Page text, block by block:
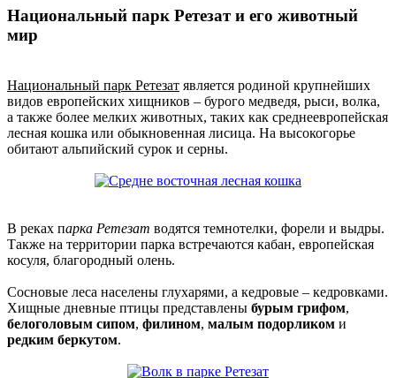
Национальный парк Ретезат и его животный
мир
Национальный парк Ретезат является родиной крупнейших
видов европейских хищников – бурого медведя, рыси, волка,
а также более мелких животных, таких как среднеевропейская
лесная кошка или обыкновенная лисица. На высокогорье
обитают альпийский сурок и серны.
В реках парка Ретезат водятся темнотелки, форели и выдры.
Также на территории парка встречаются кабан, европейская
косуля, благородный олень.
Сосновые леса населены глухарями, а кедровые – кедровками.
Хищные дневные птицы представлены бурым грифом,
белоголовым сипом, филином, малым подорликом и
редким беркутом.